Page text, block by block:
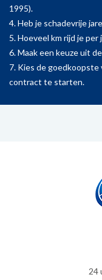
1995).
4. Heb je schadevrije
5. Hoeveel km rijd je per
6. Maak een keuze uit
7. Kies de goedkoopste
contract te starten.
24